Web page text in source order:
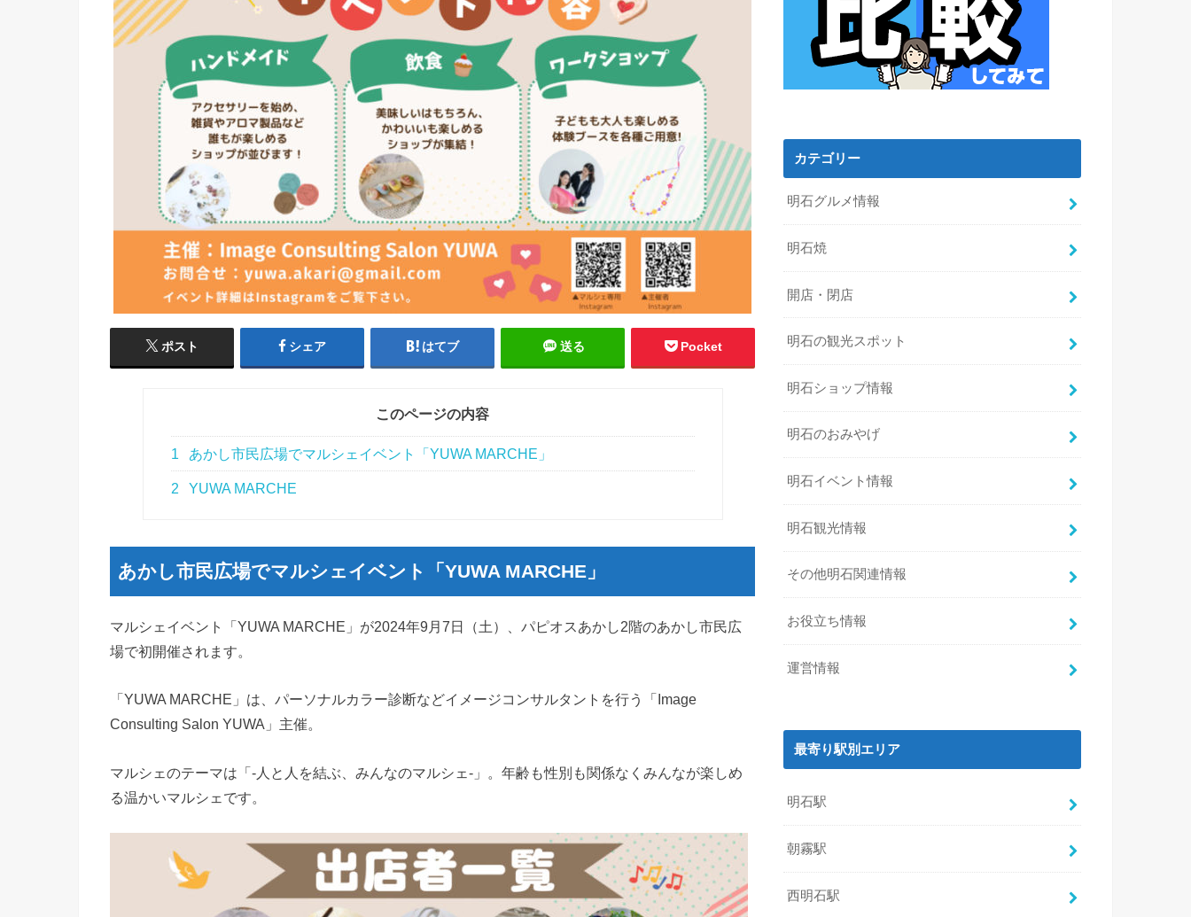
ポスト シェア はてブ 送る Pocket
このページの内容
1 あかし市民広場でマルシェイベント「YUWA MARCHE」
2 YUWA MARCHE
あかし市民広場でマルシェイベント「YUWA MARCHE」
マルシェイベント「YUWA MARCHE」が2024年9月7日（土）、パピオスあかし2階のあかし市民広
場で初開催されます。
「YUWA MARCHE」は、パーソナルカラー診断などイメージコンサルタントを行う「Image
Consulting Salon YUWA」主催。
マルシェのテーマは「-人と人を結ぶ、みんなのマルシェ-」。年齢も性別も関係なくみんなが楽しめ
る温かいマルシェです。
カテゴリー
明石グルメ情報
明石焼
開店・閉店
明石の観光スポット
明石ショップ情報
明石のおみやげ
明石イベント情報
明石観光情報
その他明石関連情報
お役立ち情報
運営情報
最寄り駅別エリア
明石駅
朝霧駅
西明石駅